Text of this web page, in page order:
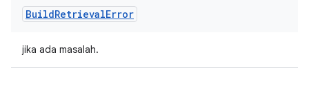
BuildRetrievalError
jika ada masalah.